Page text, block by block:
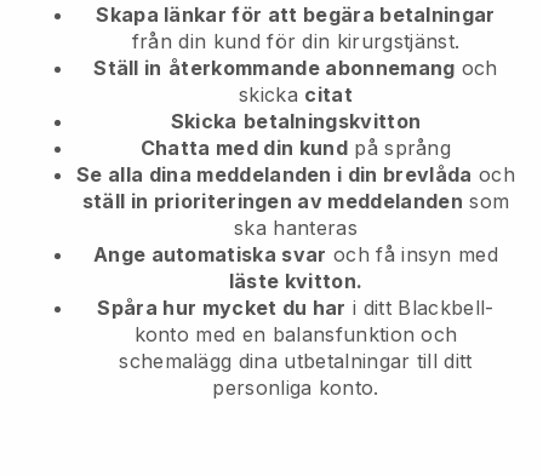
Skapa länkar för att begära betalningar
från din kundför din kirurgstjänst.
Ställ in återkommande abonnemang och
skicka citat
Skicka betalningskvitton
Chatta med din kundpå språng
Se alla dina meddelanden i din brevlåda och
ställ in prioriteringen av meddelanden som
ska hanteras
Ange automatiska svar och få insyn med
läste kvitton.
Spåra hur mycket du har i ditt Blackbell-
konto med en balansfunktion och
schemalägg dina utbetalningar till ditt
personliga konto.